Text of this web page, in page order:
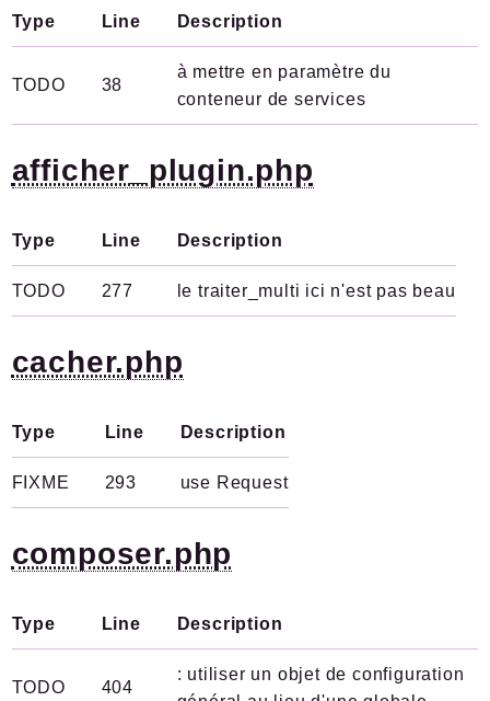
Type Line Description
TODO 38
à mettre en paramètre du
conteneur de services
afficher_plugin.php
Type Line Description
TODO 277 le traiter_multi ici n'est pas beau
cacher.php
Type Line Description
FIXME 293 use Request
composer.php
Type Line Description
TODO 404
: utiliser un objet de configuration